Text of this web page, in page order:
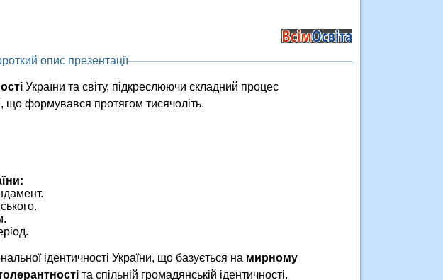
опис презентації
України та світу, підкреслюючи складний процес
що формувався протягом тисячоліть.
ідентичності України, що базується на мирному
та спільній громадянській ідентичності.